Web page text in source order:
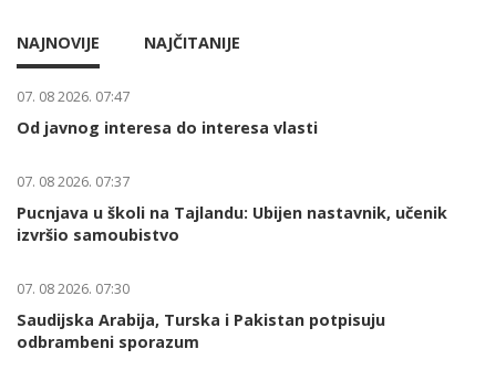
NAJNOVIJE NAJČITANIJE
07. 08 2026. 07:47
Od javnog interesa do interesa vlasti
07. 08 2026. 07:37
Pucnjava u školi na Tajlandu: Ubijen nastavnik, učenik
izvršio samoubistvo
07. 08 2026. 07:30
Saudijska Arabija, Turska i Pakistan potpisuju
odbrambeni sporazum